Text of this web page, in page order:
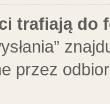
trafiają do
przez